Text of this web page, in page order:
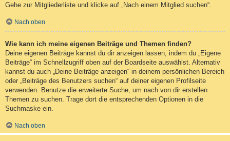
Gehe zur Mitgliederliste und klicke auf „Nach einem Mitglied suchen“.
Nach oben
Wie kann ich meine eigenen Beiträge und Themen finden?
Deine eigenen Beiträge kannst du dir anzeigen lassen, indem du „Eigene
Beiträge“ im Schnellzugriff oben auf der Boardseite auswählst. Alternativ
kannst du auch „Deine Beiträge anzeigen“ in deinem persönlichen Bereich
oder „Beiträge des Benutzers suchen“ auf deiner eigenen Profilseite
verwenden. Benutze die erweiterte Suche, um nach von dir erstellen
Themen zu suchen. Trage dort die entsprechenden Optionen in die
Suchmaske ein.
Nach oben